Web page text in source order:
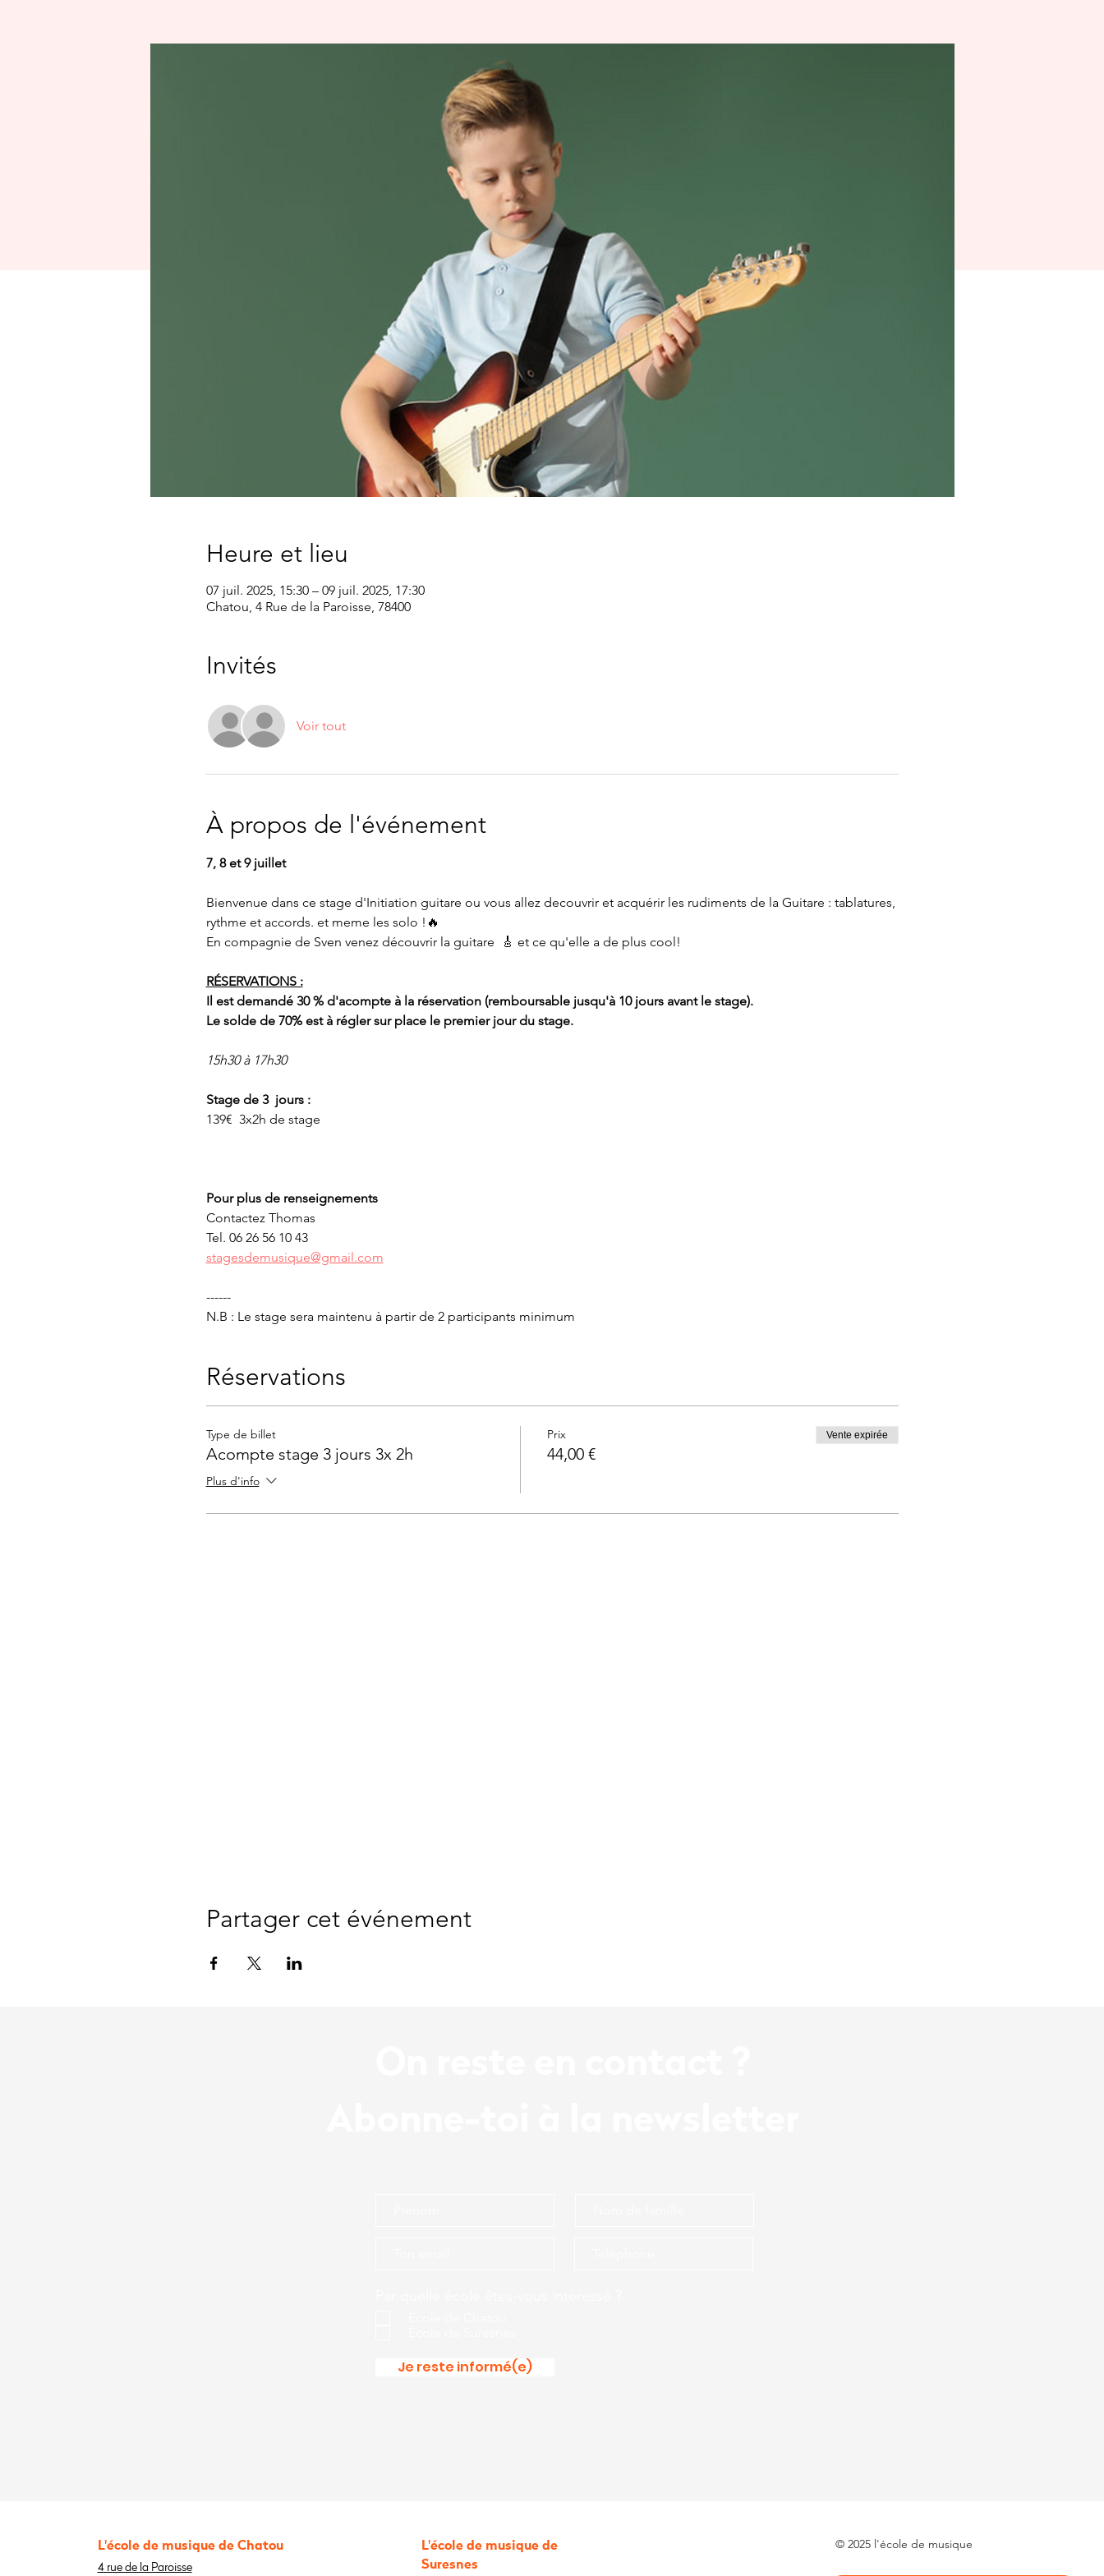
Heure et lieu
07 juil. 2025, 15:30 – 09 juil. 2025, 17:30
Chatou, 4 Rue de la Paroisse, 78400
Invités
Voir tout
À propos de l'événement
7, 8 et 9 juillet
Bienvenue dans ce stage d'Initiation guitare ou vous allez decouvrir et acquérir les rudiments de la Guitare : tablatures,
rythme et accords. et meme les solo !🔥
En compagnie de Sven venez découvrir la guitare  🎸 et ce qu'elle a de plus cool!
RÉSERVATIONS :
Il est demandé 30 % d'acompte à la réservation (remboursable jusqu'à 10 jours avant le stage).
Le solde de 70% est à régler sur place le premier jour du stage.
15h30 à 17h30
Stage de 3  jours :
139€  3x2h de stage
Pour plus de renseignements
Contactez Thomas
Tel. 06 26 56 10 43
stagesdemusique@gmail.com
------
N.B : Le stage sera maintenu à partir de 2 participants minimum
Réservations
Type de billet
Acompte stage 3 jours 3x 2h
Plus d'info
Prix
44,00 €
Vente expirée
Partager cet événement
Je reste informé(e)
L'école de musique de Chatou
4 rue de la Paroisse
L'école de musique de
Suresnes
© 2025 l'école de musique